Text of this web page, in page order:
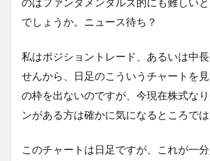
でしょうか。ニュース待ち？
私はポジショントレード、あるいは中
せんから、日足のこういうチャートを
の枠を出ないのですが、今現在株式な
ンがある方は確かに気になるところでは
このチャートは日足ですが、これが一